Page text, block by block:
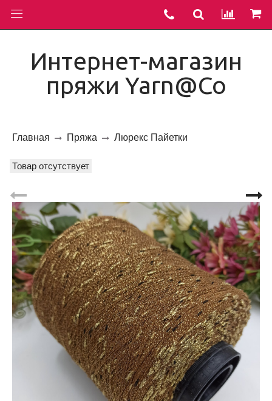
Интернет-магазин
пряжи Yarn@Co
Главная Пряжа Люрекс Пайетки
Товар отсутствует